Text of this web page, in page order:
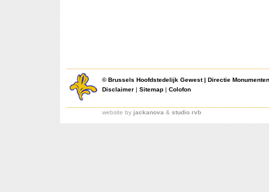
©Brussels Hoofdstedelijk Gewest| Directie
Disclaimer | Sitemap | Colofon
website by jackanova & studio rvb